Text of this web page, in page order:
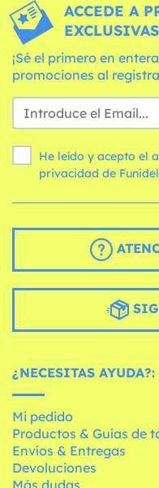
ACCEDE A
¡Sé el primero en
promociones al
He leído y acepto el
privacidad de
¿NECESITAS AYUDA?:
Mi pedido
Productos & Guías de
Envíos & Entregas
Devoluciones
Más dudas